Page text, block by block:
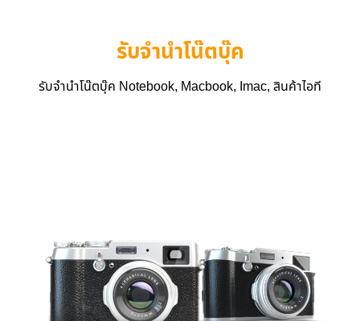
รับจำนำโน๊ตบุ๊ค
รับจำนำโน๊ตบุ๊ค Notebook, Macbook, Imac, สินค้าไอที